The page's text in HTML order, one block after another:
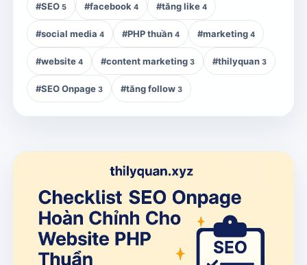
#SEO 5 #facebook 4 #tăng like 4
#social media 4 #PHP thuần 4 #marketing 4
#website 4 #content marketing 3 #thilyquan 3
#SEO Onpage 3 #tăng follow 3